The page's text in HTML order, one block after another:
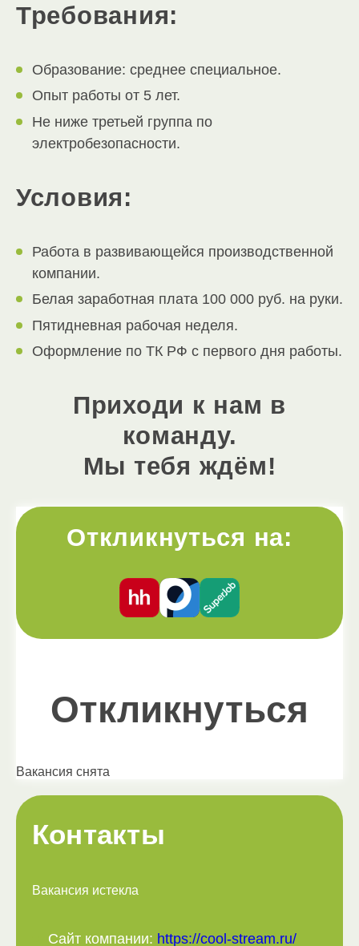
Требования:
Образование: среднее специальное.
Опыт работы от 5 лет.
Не ниже третьей группа по
электробезопасности.
Условия:
Работа в развивающейся производственной
компании.
Белая заработная плата 100 000 руб. на руки.
Пятидневная рабочая неделя.
Оформление по ТК РФ с первого дня работы.
Приходи к нам в
команду.
Мы тебя ждём!
Откликнуться на:
Откликнуться
Вакансия снята
Контакты
Вакансия истекла
Сайт компании: https://cool-stream.ru/